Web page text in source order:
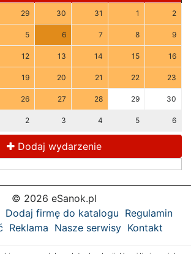
29 30 31 1 2
5 6 7 8 9
12 13 14 15 16
19 20 21 22 23
26 27 28 29 30
2 3 4 5 6
Dodaj wydarzenie
© 2026 eSanok.pl
Dodaj firmę do katalogu Regulamin
Reklama Nasze serwisy Kontakt